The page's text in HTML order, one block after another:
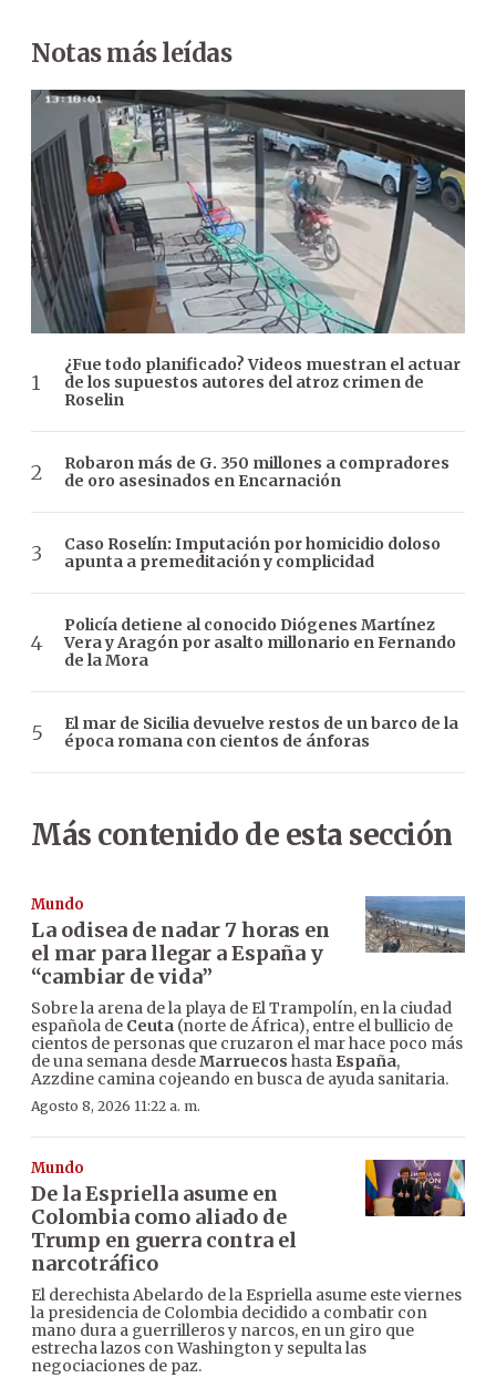
Notas más leídas
¿Fue todo planificado? Videos muestran el actuar
de los supuestos autores del atroz crimen de
Roselin
Robaron más de G. 350 millones a compradores
de oro asesinados en Encarnación
Caso Roselín: Imputación por homicidio doloso
apunta a premeditación y complicidad
Policía detiene al conocido Diógenes Martínez
Vera y Aragón por asalto millonario en Fernando
de la Mora
El mar de Sicilia devuelve restos de un barco de la
época romana con cientos de ánforas
Más contenido de esta sección
Mundo
La odisea de nadar 7 horas en
el mar para llegar a España y
“cambiar de vida”
Sobre la arena de la playa de El Trampolín, en la ciudad
española de Ceuta (norte de África), entre el bullicio de
cientos de personas que cruzaron el mar hace poco más
de una semana desdeMarruecos hasta España,
Azzdine camina cojeando en busca de ayuda sanitaria.
Agosto 8, 2026 11:22 a. m.
Mundo
De la Espriella asume en
Colombia como aliado de
Trump en guerra contra el
narcotráfico
El derechista Abelardo de la Espriella asume este viernes
la presidencia de Colombia decidido a combatir con
mano dura a guerrilleros y narcos, en un giro que
estrecha lazos con Washington y sepulta las
negociaciones de paz.